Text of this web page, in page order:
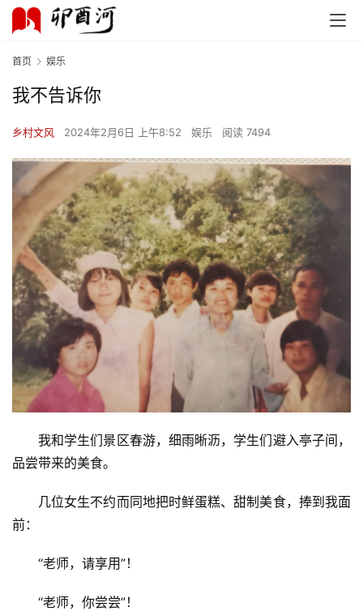
首页 娱乐
我不告诉你
乡村文风 2024年2月6日 上午8:52 娱乐 阅读 7494
我和学生们景区春游，细雨晰沥，学生们避入亭子间，
品尝带来的美食。
几位女生不约而同地把时鲜蛋糕、甜制美食，捧到我面
前：
“老师，请享用”！
“老师，你尝尝”！